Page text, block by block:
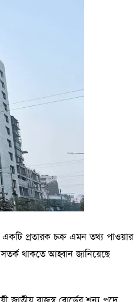
একটি প্রতারক চক্র এমন তথ্য পাওয়ার
থাকতে আহ্বান জানিয়েছে